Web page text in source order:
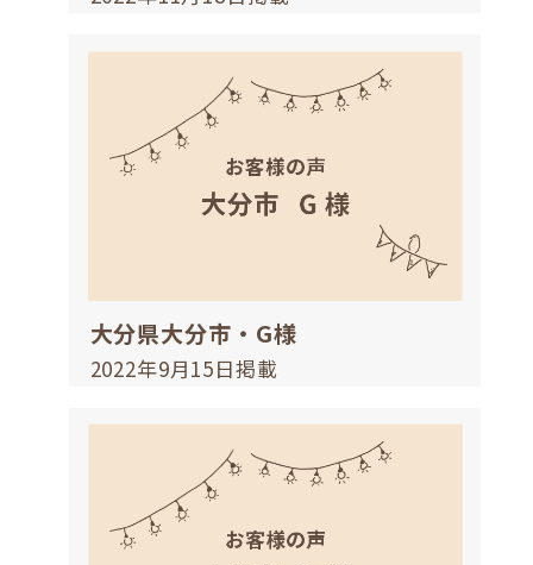
大分県大分市・G様
2022年9月15日掲載